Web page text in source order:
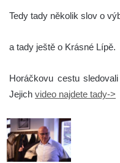
Tedy tady několik slov o
a tady ještě o Krásné Lípě.
Horáčkovu cestu
Jejich video najdete tady->